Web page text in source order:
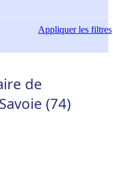
Appliquerles filtres
de
(74)